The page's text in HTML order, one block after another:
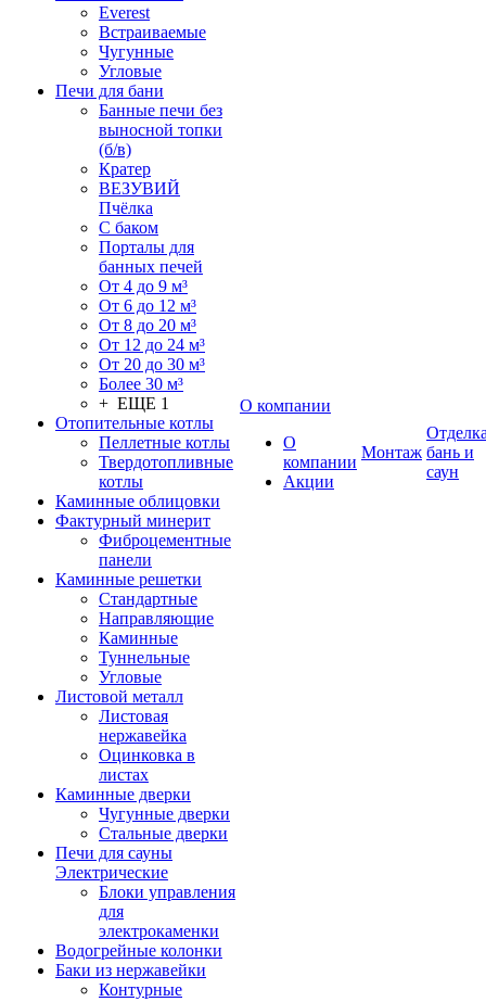
Everest
Встраиваемые
Чугунные
Угловые
Печи для бани
Банные печи без
выносной топки
(б/в)
Кратер
ВЕЗУВИЙ
Пчёлка
С баком
Порталы для
банных печей
От 4 до 9 м³
От 6 до 12 м³
От 8 до 20 м³
От 12 до 24 м³
От 20 до 30 м³
Более 30 м³
+ ЕЩЕ 1
Отопительные котлы
Пеллетные котлы
Твердотопливные
котлы
Каминные облицовки
Фактурный минерит
Фиброцементные
панели
Каминные решетки
Стандартные
Направляющие
Каминные
Туннельные
Угловые
Листовой металл
Листовая
нержавейка
Оцинковка в
листах
Каминные дверки
Чугунные дверки
Стальные дверки
Печи для сауны
Электрические
Блоки управления
для
электрокаменки
Водогрейные колонки
Баки из нержавейки
Контурные
О компании
О
компании
Акции
Монтаж бань и
саун